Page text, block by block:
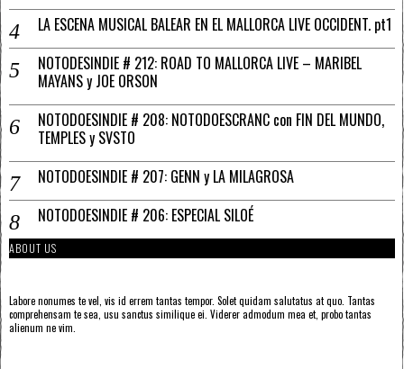
LA ESCENA MUSICAL BALEAR EN EL MALLORCA LIVE OCCIDENT. pt1
NOTODESINDIE # 212: ROAD TO MALLORCA LIVE – MARIBEL
MAYANS y JOE ORSON
NOTODOESINDIE # 208: NOTODOESCRANC con FIN DEL MUNDO,
TEMPLES y SVSTO
NOTODOESINDIE # 207: GENN y LA MILAGROSA
NOTODOESINDIE # 206: ESPECIAL SILOÉ
ABOUT US
Labore nonumes te vel, vis id errem tantas tempor. Solet quidam salutatus at quo. Tantas
comprehensam te sea, usu sanctus similique ei. Viderer admodum mea et, probo tantas
alienum ne vim.